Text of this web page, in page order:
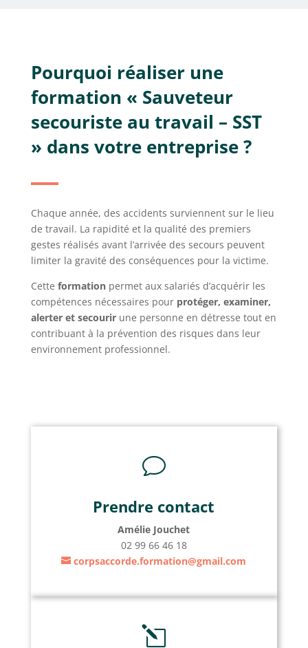
Pourquoi réaliser une
formation « Sauveteur
secouriste au travail – SST
» dans votre entreprise ?
Chaque année, des accidents surviennent sur le lieu
de travail. La rapidité et la qualité des premiers
gestes réalisés avant l’arrivée des secours peuvent
limiter la gravité des conséquences pour la victime.
Cette formationpermet aux salariés d’acquérir les
compétences nécessaires pour protéger, examiner,
alerter et secourirune personne en détresse tout en
contribuant à la prévention des risques dans leur
environnement professionnel.
v
Prendre contact
Amélie Jouchet
02 99 66 46 18
corpsaccorde.formation@gmail.com
l